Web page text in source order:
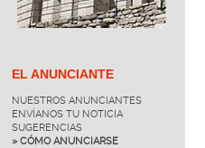
EL ANUNCIANTE
NUESTROS ANUNCIANTES
ENVÍANOS TU NOTICIA
SUGERENCIAS
» CÓMO ANUNCIARSE